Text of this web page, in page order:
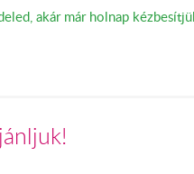
akár már holnap